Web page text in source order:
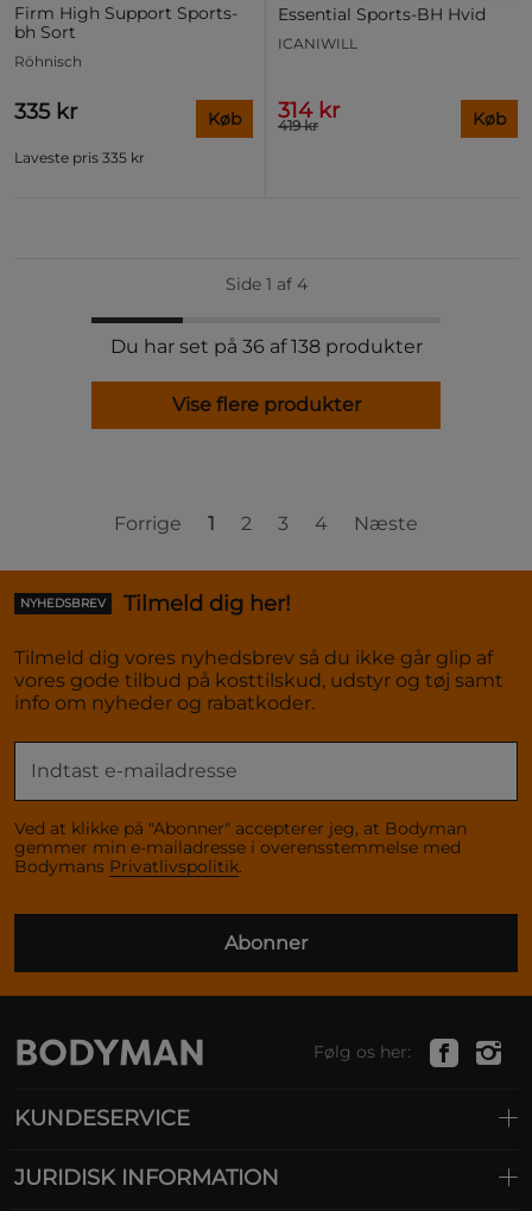
Firm High Support Sports-
bh Sort
Röhnisch
335 kr
Laveste pris 335 kr
Køb
Essential Sports-BH Hvid
ICANIWILL
314 kr
419 kr Køb
Side 1 af 4
Du har set på 36 af 138 produkter
Vise flere produkter
Forrige 1 2 3 4 Næste
NYHEDSBREV Tilmeld dig her!
Tilmeld dig vores nyhedsbrev så du ikke går glip af
vores gode tilbud på kosttilskud, udstyr og tøj samt
info om nyheder og rabatkoder.
Ved at klikke på "Abonner" accepterer jeg, at Bodyman
gemmer min e-mailadresse i overensstemmelse med
Bodymans Privatlivspolitik.
Abonner
Følg os her:
KUNDESERVICE
JURIDISK INFORMATION